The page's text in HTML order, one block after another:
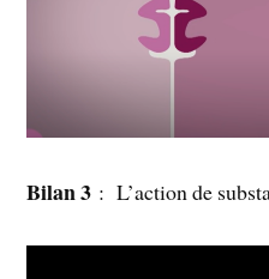
Bilan 3 : L’action de